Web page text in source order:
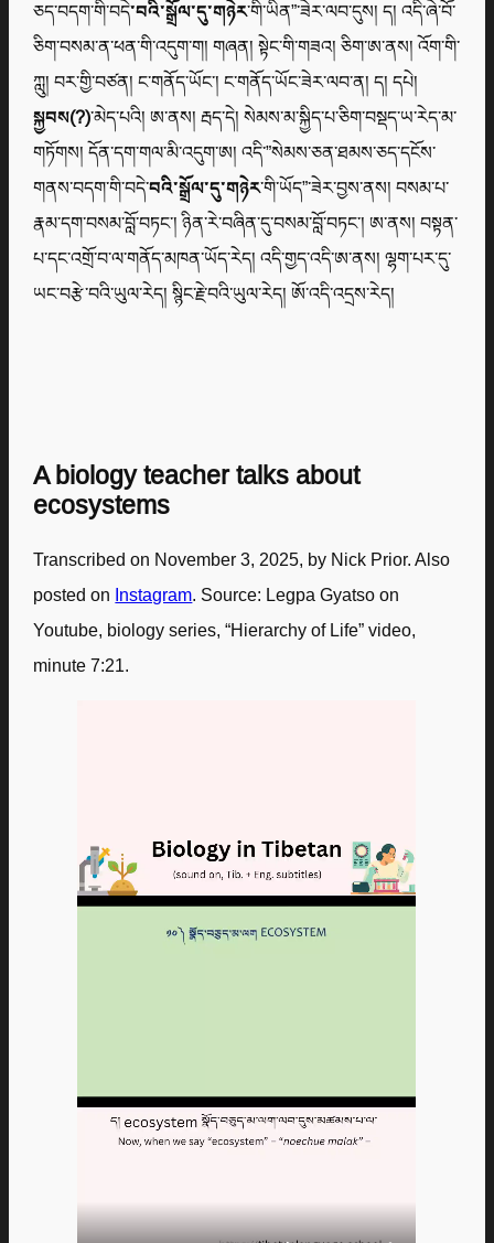
ཅད་བདག་གི་བདེ་བའི་སྒྲོལ་དུ་གཉེར་གི་ཡིན”་ཟེར་ལབ་དུས། ད། འདི་ཞེ་བོ་
ཅིག་བསམ་ན་ཕན་གི་འདུག་ག། གཞན། སྟེང་གི་གཟའ། ཅིག་ཨ་ནས། འོག་གི་
ཀླུ། བར་གྱི་བཙན། ང་གནོད་ཡོང་། ང་གནོད་ཡོང་ཟེར་ལབ་ན། ད། དཔེ།
སྐྱབས(?)་མེད་པའི། ཨ་ནས། རྦད་དེ། སེམས་མ་སྐྱིད་པ་ཅིག་བསྡད་ཡ་རེད་མ་
གཏོགས། དོན་དག་གལ་མི་འདུག་ཨ། འདི་”སེམས་ཅན་ཐམས་ཅད་དངོས་
གནས་བདག་གི་བདེ་བའི་སྒྲོལ་དུ་གཉེར་གི་ཡོད”་ཟེར་བྱས་ནས། བསམ་པ་
རྣམ་དག་བསམ་བློ་བཏང་། ཉིན་རེ་བཞིན་དུ་བསམ་བློ་བཏང་། ཨ་ནས། བསྟན་
པ་དང་འགྲོ་བ་ལ་གནོད་མཁན་ཡོད་རེད། འདི་གྱད་འདི་ཨ་ནས། ལྷག་པར་དུ་
ཡང་བརྩེ་བའི་ཡུལ་རེད། སྙིང་རྗེ་བའི་ཡུལ་རེད། ཨོ་འདི་འདྲས་རེད།
A biology teacher talks about
ecosystems
Transcribed on November 3, 2025, by Nick Prior. Also
posted on Instagram. Source: Legpa Gyatso on
Youtube, biology series, “Hierarchy of Life” video,
minute 7:21.